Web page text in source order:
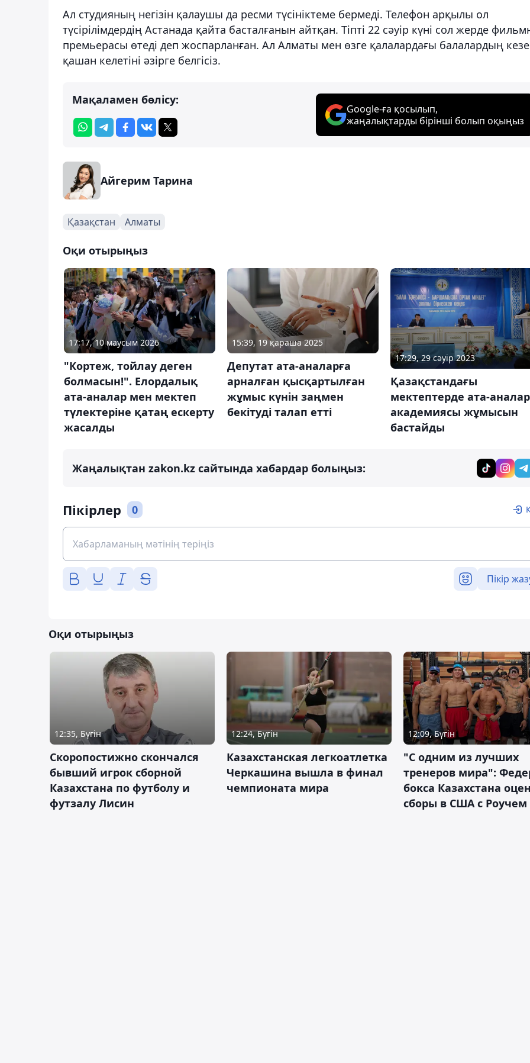
Ал студияның негізін қалаушы да ресми түсініктеме бермеді. Телефон арқылы ол
түсірілімдердің Астанада қайта басталғанын айтқан. Тіпті 22 сәуір күні сол жерде
премьерасы өтеді деп жоспарланған. Ал Алматы мен өзге қалалардағы балалардың
қашан келетіні әзірге белгісіз.
Мақаламен бөлісу:
Google-ға қосылып,
жаңалықтарды бірінші болып оқыңыз
Айгерим Тарина
Қазақстан Алматы
Оқи отырыңыз
17:17, 10 маусым 2026
"Кортеж, тойлау деген
болмасын!". Елордалық
ата-аналар мен мектеп
түлектеріне қатаң ескерту
жасалды
15:39, 19 қараша 2025
Депутат ата-аналарға
арналған қысқартылған
жұмыс күнін заңмен
бекітуді талап етті
17:29, 29 сәуір 2023
Қазақстандағы
мектептерде ата-аналар
академиясы жұмысын
бастайды
Жаңалықтан zakon.kz сайтында хабардар болыңыз:
Пікірлер 0
Пікір
Оқи отырыңыз
12:35, Бүгін
Скоропостижно скончался
бывший игрок сборной
Казахстана по футболу и
футзалу Лисин
12:24, Бүгін
Казахстанская легкоатлетка
Черкашина вышла в финал
чемпионата мира
12:09, Бүгін
"С одним из лучших
тренеров мира":
бокса Казахстана
сборы в США с Роучем